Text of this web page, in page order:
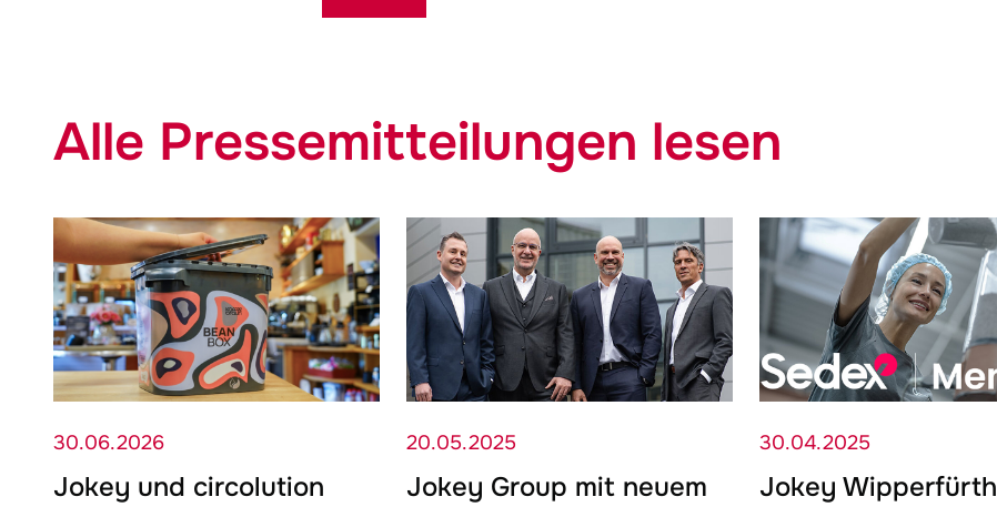
Alle Pressemitteilungen lesen
30.06.2026
Jokey und circolution
20.05.2025
Jokey Group mit neuem
30.04.2025
Jokey Wipperfürth